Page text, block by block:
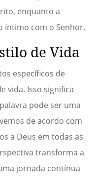
enquanto a
íntimo com o Senhor.
de Vida
específicos de
vida. Isso significa
pode ser uma
de acordo com
a Deus em todas as
transforma a
jornada contínua